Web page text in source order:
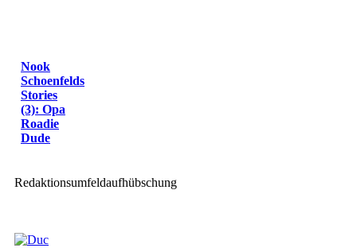
Nook
Schoenfelds
Stories
(3): Opa
Roadie
Dude
Redaktionsumfeldaufhübschung